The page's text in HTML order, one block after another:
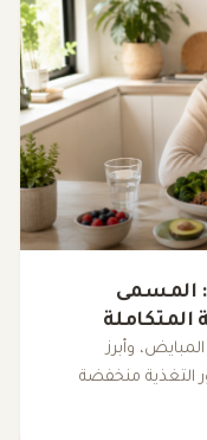
المسمى
المتكاملة
وأبرز
التغذية منخفضة
الغذائية في